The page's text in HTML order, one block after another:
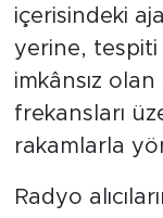
içerisindeki
yerine, tespiti
imkânsız
frekansları
rakamlarla
Radyo